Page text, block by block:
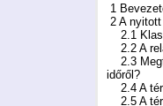
1
2 A
2.1
2.2 A
2.3
időről?
2.4 A
2.5 A